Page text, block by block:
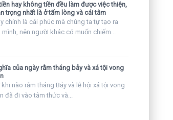
hay không tiền đều làm được việc thiện,
trọng nhất là ở tấm lòng và cái tâm
chính là cái phúc mà chúng ta tự tạo ra
mình, nên người khác có muốn chiếm...
của ngày rằm tháng bảy và xá tội vong
khi nào rằm tháng Bảy và lễ hội xá tội vong
đã đi vào tâm thức và...